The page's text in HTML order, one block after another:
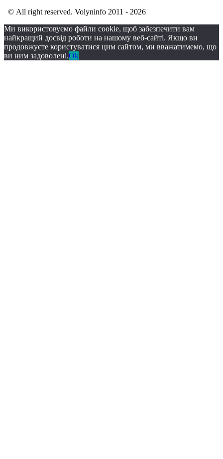
© All right reserved. Volyninfo 2011 - 2026
Ми використовуємо файли cookie, щоб забезпечити вам
найкращий досвід роботи на нашому веб-сайті. Якщо ви
продовжуєте користуватися цим сайтом, ми вважатимемо, що
ви ним задоволені.Ok